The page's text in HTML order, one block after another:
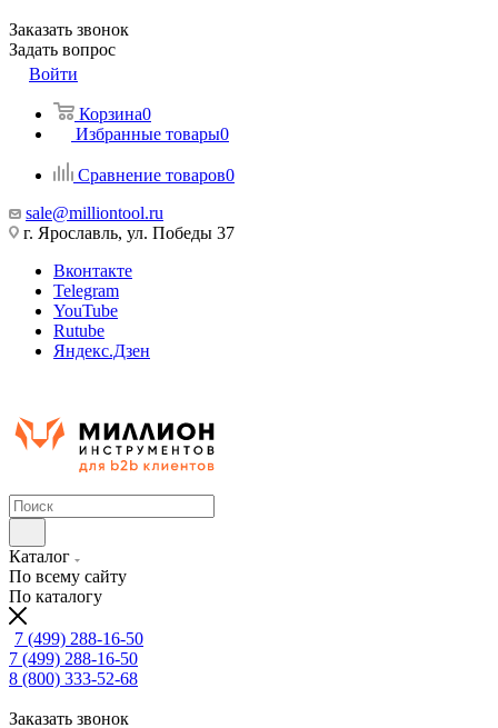
Заказать звонок
Задать вопрос
Войти
Корзина0
Избранные товары0
Сравнение товаров0
sale@milliontool.ru
г. Ярославль, ул. Победы 37
Вконтакте
Telegram
YouTube
Rutube
Яндекс.Дзен
Каталог
По всему сайту
По каталогу
7 (499) 288-16-50
7 (499) 288-16-50
8 (800) 333-52-68
Заказать звонок